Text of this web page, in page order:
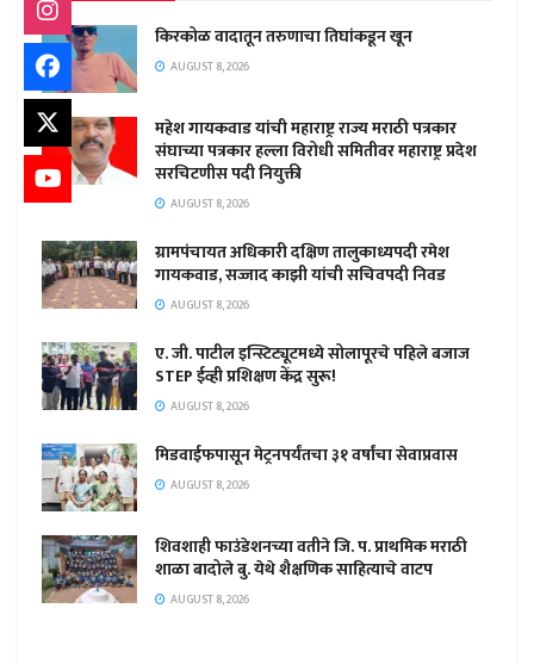
किरकोळ वादातून तरुणाचा तिघांकडून खून
AUGUST 8, 2026
महेश गायकवाड यांची महाराष्ट्र राज्य मराठी पत्रकार
संघाच्या पत्रकार हल्ला विरोधी समितीवर महाराष्ट्र प्रदेश
सरचिटणीस पदी नियुक्ती
AUGUST 8, 2026
ग्रामपंचायत अधिकारी दक्षिण तालुकाध्यपदी रमेश
गायकवाड, सज्जाद काझी यांची सचिवपदी निवड
AUGUST 8, 2026
ए. जी. पाटील इन्स्टिट्यूटमध्ये सोलापूरचे पहिले बजाज
STEP ईव्ही प्रशिक्षण केंद्र सुरू!
AUGUST 8, 2026
मिडवाईफपासून मेट्रनपर्यंतचा ३१ वर्षांचा सेवाप्रवास
AUGUST 8, 2026
शिवशाही फाउंडेशनच्या वतीने जि. प. प्राथमिक मराठी
शाळा बादोले बु. येथे शैक्षणिक साहित्याचे वाटप
AUGUST 8, 2026